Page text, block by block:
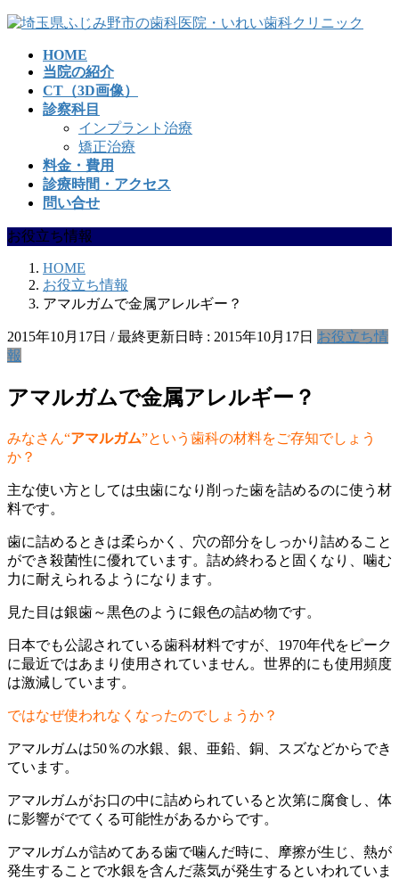
コ
ナ
HOME
当院の紹介
CT（3D画像）
診察科目
インプラント治療
矯正治療
料金・費用
診療時間・アクセス
問い合せ
お役立ち情報
HOME
お役立ち情報
アマルガムで金属アレルギー？
2015年10月17日 / 最終更新日時 : 2015年10月17日 お役立ち情
報
アマルガムで金属アレルギー？
みなさん“アマルガム”という歯科の材料をご存知でしょう
か？
主な使い方としては虫歯になり削った歯を詰めるのに使う材
料です。
歯に詰めるときは柔らかく、穴の部分をしっかり詰めること
ができ殺菌性に優れています。詰め終わると固くなり、噛む
力に耐えられるようになります。
見た目は銀歯～黒色のように銀色の詰め物です。
日本でも公認されている歯科材料ですが、1970年代をピーク
に最近ではあまり使用されていません。世界的にも使用頻度
は激減しています。
ではなぜ使われなくなったのでしょうか？
アマルガムは50％の水銀、銀、亜鉛、銅、スズなどからでき
ています。
アマルガムがお口の中に詰められていると次第に腐食し、体
に影響がでてくる可能性があるからです。
アマルガムが詰めてある歯で噛んだ時に、摩擦が生じ、熱が
発生することで水銀を含んだ蒸気が発生するといわれていま